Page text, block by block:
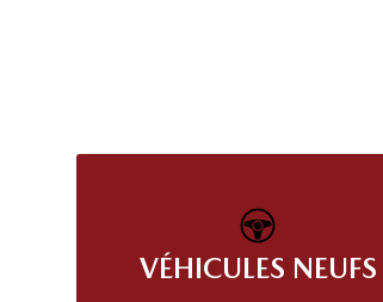
VÉHICULES NEUFS